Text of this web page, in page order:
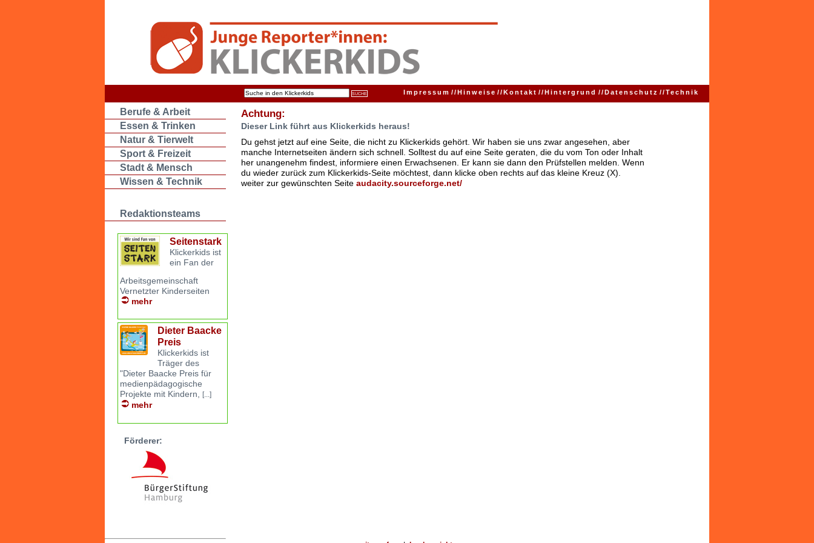
Impressum //Hinweise //Kontakt //Hintergrund //Datenschutz //Technik
Berufe & Arbeit
Essen & Trinken
Natur & Tierwelt
Sport & Freizeit
Stadt & Mensch
Wissen & Technik
Redaktionsteams
Seitenstark
Klickerkids ist
ein Fan der
Arbeitsgemeinschaft
Vernetzter Kinderseiten
mehr
Dieter Baacke
Preis
Klickerkids ist
Träger des
"Dieter Baacke Preis für
medienpädagogische
Projekte mit Kindern, [...]
mehr
Förderer:
Achtung:
Dieser Link führt aus Klickerkids heraus!
Du gehst jetzt auf eine Seite, die nicht zu Klickerkids gehört. Wir haben sie uns zwar angesehen, aber
manche Internetseiten ändern sich schnell. Solltest du auf eine Seite geraten, die du vom Ton oder Inhalt
her unangenehm findest, informiere einen Erwachsenen. Er kann sie dann den Prüfstellen melden. Wenn
du wieder zurück zum Klickerkids-Seite möchtest, dann klicke oben rechts auf das kleine Kreuz (X).
weiter zur gewünschten Seite audacity.sourceforge.net/